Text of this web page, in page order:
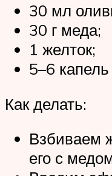
30 мл
30 г меда;
1 желток;
5–6
Как делать:
Взбиваем
его с